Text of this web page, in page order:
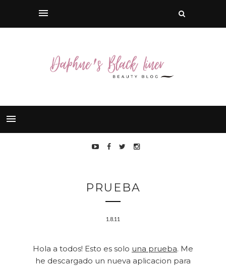
PRUEBA
1.8.11
Hola a todos! Esto es solo una prueba. Me
he descargado un nueva aplicacion para